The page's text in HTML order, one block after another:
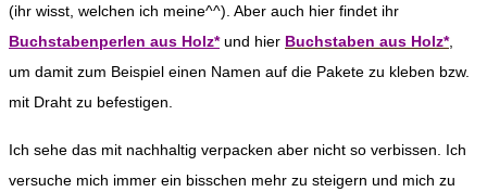
(ihr wisst, welchen ich meine^^). Aber auch hier findet ihr
Buchstabenperlen aus Holz*und hier Buchstaben aus Holz*,
um damit zum Beispiel einen Namen auf die Pakete zu kleben bzw.
mit Draht zu befestigen.
Ich sehe das mit nachhaltig verpacken aber nicht so verbissen. Ich
versuche mich immer ein bisschen mehr zu steigern und mich zu